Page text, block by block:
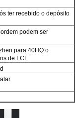
ter recebido o depósito
podem ser
para 40HQ o
de LCL